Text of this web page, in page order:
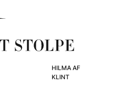
HILMA AF
KLINT